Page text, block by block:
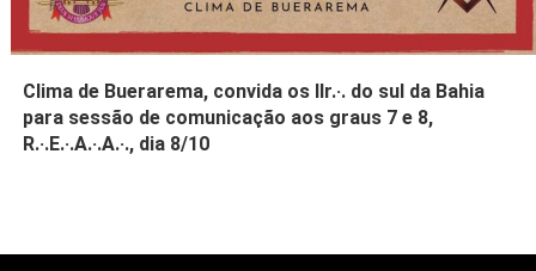
Clima de Buerarema, convida os IIr.·. do sul da Bahia
para sessão de comunicação aos graus 7 e 8,
R.·.E.·.A.·.A.·., dia 8/10